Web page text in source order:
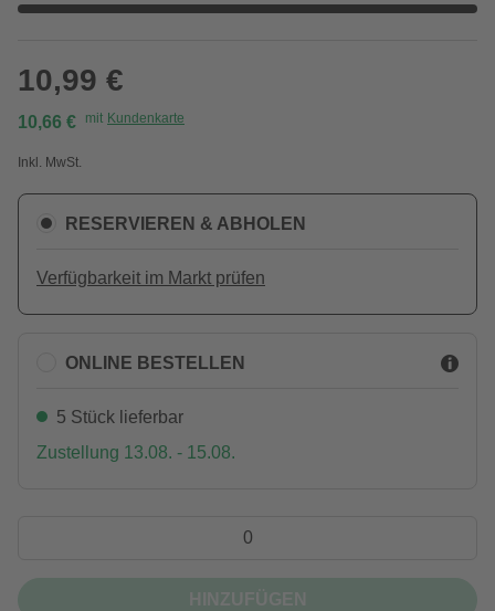
10,99 €
10,66 € mit Kundenkarte
Inkl. MwSt.
RESERVIEREN & ABHOLEN
Verfügbarkeit im Markt prüfen
ONLINE BESTELLEN
5 Stück lieferbar
Zustellung 13.08. - 15.08.